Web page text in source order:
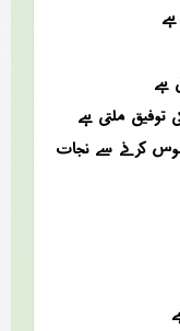
ہے
توفیق ملتی ہے
کرنے سے نجات